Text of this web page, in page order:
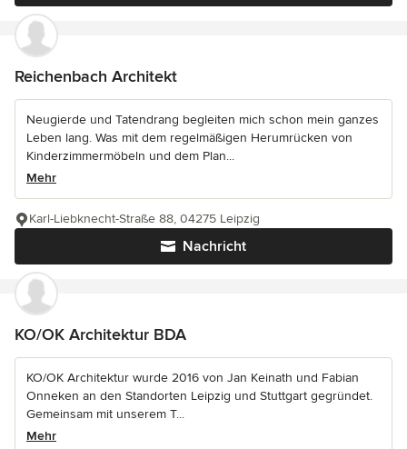
Reichenbach Architekt
Neugierde und Tatendrang begleiten mich schon mein ganzes
Leben lang. Was mit dem regelmäßigen Herumrücken von
Kinderzimmermöbeln und dem Plan...
Mehr
Nachricht
Karl-Liebknecht-Straße 88, 04275 Leipzig
KO/OK Architektur BDA
KO/OK Architektur wurde 2016 von Jan Keinath und Fabian
Onneken an den Standorten Leipzig und Stuttgart gegründet.
Gemeinsam mit unserem T...
Mehr